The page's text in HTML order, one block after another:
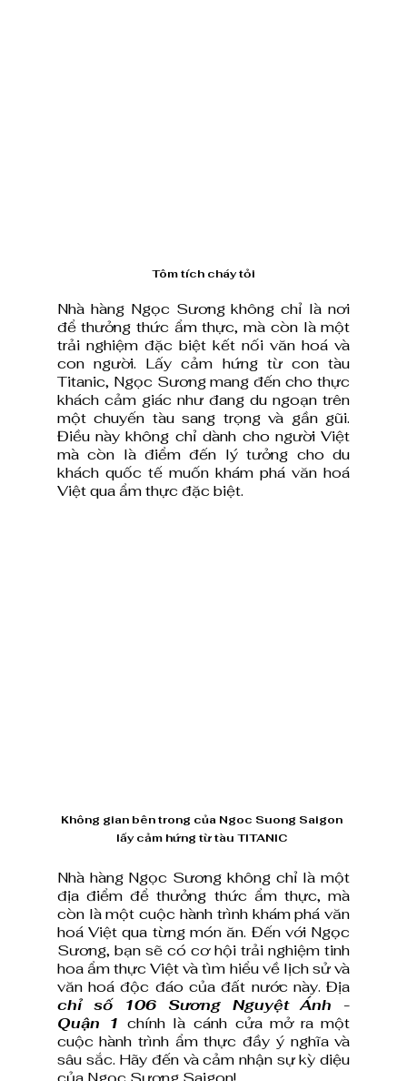
Tôm tích cháy tỏi
Nhà hàng Ngọc Sương không chỉ là nơi
để thưởng thức ẩm thực, mà còn là một
trải nghiệm đặc biệt kết nối văn hoá và
con người. Lấy cảm hứng từ con tàu
Titanic, Ngọc Sương mang đến cho thực
khách cảm giác như đang du ngoạn trên
một chuyến tàu sang trọng và gần gũi.
Điều này không chỉ dành cho người Việt
mà còn là điểm đến lý tưởng cho du
khách quốc tế muốn khám phá văn hoá
Việt qua ẩm thực đặc biệt.
Không gian bên trong của Ngoc Suong Saigon
lấy cảm hứng từ tàu TITANIC
Nhà hàng Ngọc Sương không chỉ là một
địa điểm để thưởng thức ẩm thực, mà
còn là một cuộc hành trình khám phá văn
hoá Việt qua từng món ăn. Đến với Ngọc
Sương, bạn sẽ có cơ hội trải nghiệm tinh
hoa ẩm thực Việt và tìm hiểu về lịch sử và
chỉ số 106 Sương Nguyệt Ánh -
Quận 1 chính là cánh cửa mở ra một
cuộc hành trình ẩm thực đầy ý nghĩa và
sâu sắc. Hãy đến và cảm nhận sự kỳ diệu